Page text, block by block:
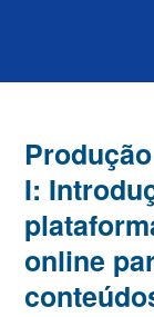
I:
online